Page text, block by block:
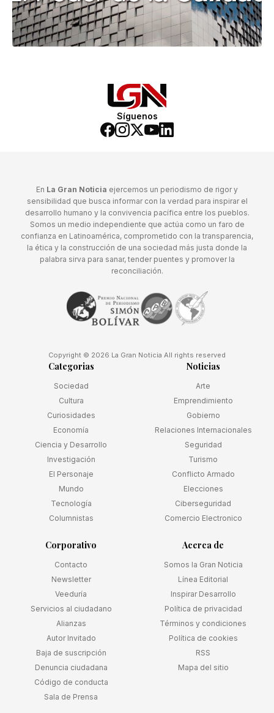
Síguenos
En La Gran Noticia ejercemos un periodismo de rigor y
sensibilidad que busca informar con la verdad para inspirar el
desarrollo humano y la convivencia pacífica entre los pueblos.
Somos un medio independiente que actúa como un faro de
confianza en Latinoamérica, comprometido con la transparencia,
la ética y la construcción de una sociedad más justa donde la
palabra sirva para sanar, tender puentes y promover la
reconciliación.
Copyright © 2026 La Gran Noticia All rights reserved
Categorias
Sociedad
Cultura
Curiosidades
Economía
Ciencia y Desarrollo
Investigación
El Personaje
Mundo
Tecnología
Columnistas
Noticias
Arte
Emprendimiento
Gobierno
Relaciones Internacionales
Seguridad
Turismo
Conflicto Armado
Elecciones
Ciberseguridad
Comercio Electronico
Corporativo
Contacto
Newsletter
Veeduría
Servicios al ciudadano
Alianzas
Autor Invitado
Baja de suscripción
Denuncia ciudadana
Código de conducta
Sala de Prensa
Acerca de
Somos la Gran Noticia
Línea Editorial
Inspirar Desarrollo
Política de privacidad
Términos y condiciones
Política de cookies
RSS
Mapa del sitio